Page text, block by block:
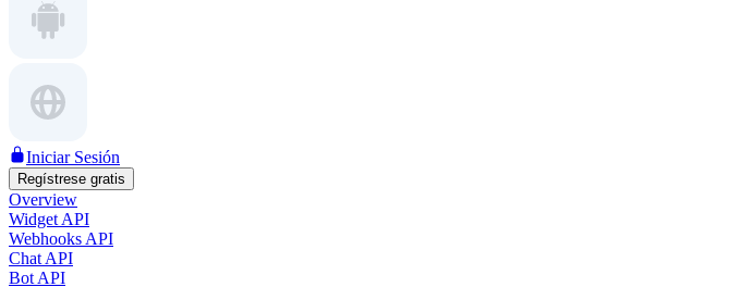
Iniciar Sesión
Regístrese gratis
Overview
Widget API
Webhooks API
Chat API
Bot API